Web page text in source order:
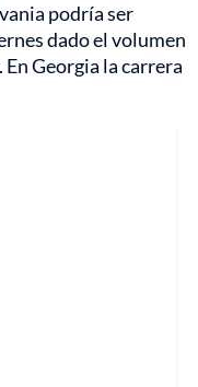
podría ser
dado el volumen
Georgia la carrera